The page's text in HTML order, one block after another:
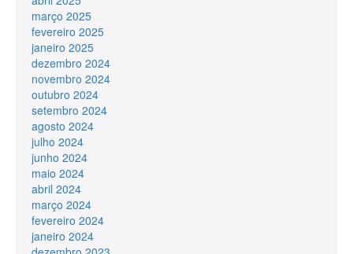
março 2025
fevereiro 2025
janeiro 2025
dezembro 2024
novembro 2024
outubro 2024
setembro 2024
agosto 2024
julho 2024
junho 2024
maio 2024
abril 2024
março 2024
fevereiro 2024
janeiro 2024